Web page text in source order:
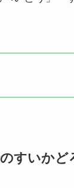
すいかど